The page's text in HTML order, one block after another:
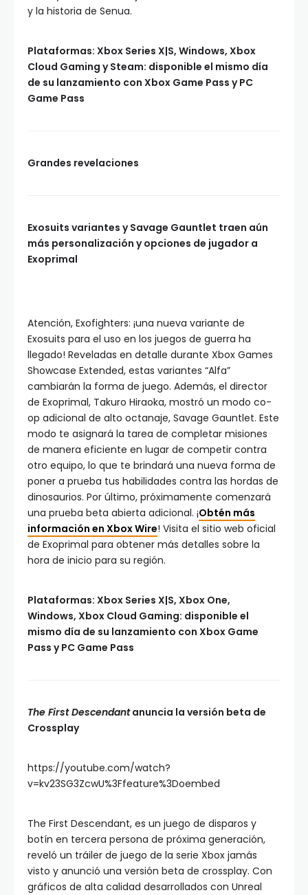
y la historia de Senua.
Plataformas: Xbox Series X|S, Windows, Xbox
Cloud Gaming y Steam: disponible el mismo día
de su lanzamiento con Xbox Game Pass y PC
Game Pass
Grandes revelaciones
Exosuits variantes y Savage Gauntlet traen aún
más personalización y opciones de jugador a
Exoprimal
Atención, Exofighters: ¡una nueva variante de
Exosuits para el uso en los juegos de guerra ha
llegado! Reveladas en detalle durante Xbox Games
Showcase Extended, estas variantes “Alfa”
cambiarán la forma de juego. Además, el director
de Exoprimal, Takuro Hiraoka, mostró un modo co-
op adicional de alto octanaje, Savage Gauntlet. Este
modo te asignará la tarea de completar misiones
de manera eficiente en lugar de competir contra
otro equipo, lo que te brindará una nueva forma de
poner a prueba tus habilidades contra las hordas de
dinosaurios. Por último, próximamente comenzará
una prueba beta abierta adicional. ¡Obtén más
información en Xbox Wire! Visita el sitio web oficial
de Exoprimal para obtener más detalles sobre la
hora de inicio para su región.
Plataformas: Xbox Series X|S, Xbox One,
Windows, Xbox Cloud Gaming: disponible el
mismo día de su lanzamiento con Xbox Game
Pass y PC Game Pass
The First Descendantanuncia la versión beta de
Crossplay
https://youtube.com/watch?
v=kv23SG3ZcwU%3Ffeature%3Doembed
The First Descendant, es un juego de disparos y
botín en tercera persona de próxima generación,
reveló un tráiler de juego de la serie Xbox jamás
visto y anunció una versión beta de crossplay. Con
gráficos de alta calidad desarrollados con Unreal